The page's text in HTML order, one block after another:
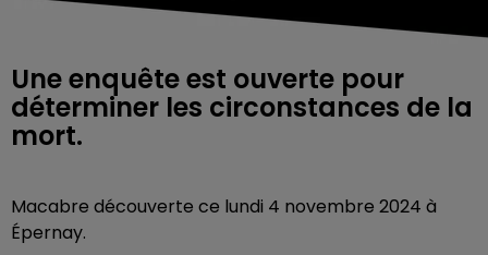
Une enquête est ouverte pour
déterminer les circonstances de la
mort.
Macabre découverte ce lundi 4 novembre 2024 à
Épernay.